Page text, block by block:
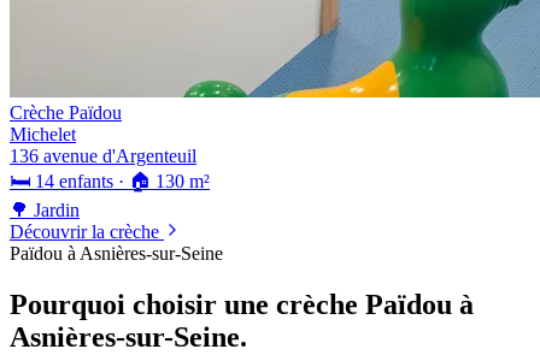
Crèche Païdou
Michelet
136 avenue d'Argenteuil
🛏️ 14 enfants · 🏠 130 m²
🌳 Jardin
Découvrir la crèche
Païdou à Asnières-sur-Seine
Pourquoi choisir une crèche Païdou à
Asnières-sur-Seine.